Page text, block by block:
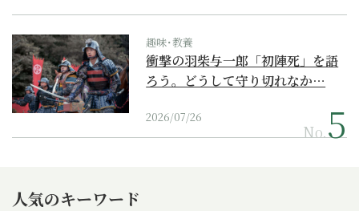
趣味･教養
衝撃の羽柴与一郎「初陣死」を語
ろう。どうして守り切れなか…
2026/07/26
No.
人気のキーワード